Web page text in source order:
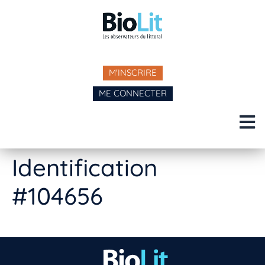
M'INSCRIRE
ME CONNECTER
Identification
#104656